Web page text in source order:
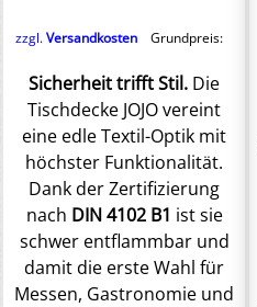
zzgl.Versandkosten Grundpreis:
Sicherheit trifft Stil. Die
Tischdecke JOJO vereint
eine edle Textil-Optik mit
höchster Funktionalität.
Dank der Zertifizierung
nach DIN 4102 B1 ist sie
schwer entflammbar und
damit die erste Wahl für
Messen, Gastronomie und